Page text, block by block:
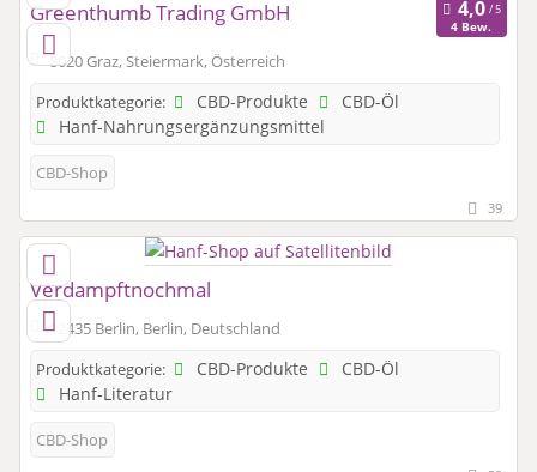
Greenthumb Trading GmbH
4 Bew.
8020 Graz, Steiermark, Österreich
Produktkategorie:
CBD-Produkte
CBD-Öl
Hanf-Nahrungsergänzungsmittel
CBD-Shop
39
Verdampftnochmal
12435 Berlin, Berlin, Deutschland
Produktkategorie:
CBD-Produkte
CBD-Öl
Hanf-Literatur
CBD-Shop